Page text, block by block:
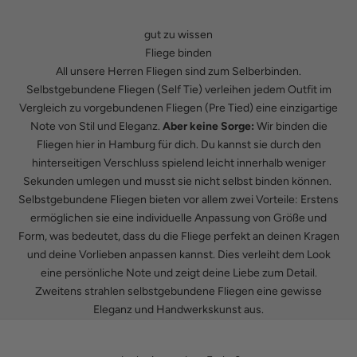
gut zu wissen
Fliege binden
All unsere Herren Fliegen sind zum Selberbinden.
Selbstgebundene Fliegen (Self Tie) verleihen jedem Outfit im
Vergleich zu vorgebundenen Fliegen (Pre Tied) eine einzigartige
Note von Stil und Eleganz. Aber keine Sorge: Wir binden die
Fliegen hier in Hamburg für dich. Du kannst sie durch den
hinterseitigen Verschluss spielend leicht innerhalb weniger
Sekunden umlegen und musst sie nicht selbst binden können.
Selbstgebundene Fliegen bieten vor allem zwei Vorteile: Erstens
ermöglichen sie eine individuelle Anpassung von Größe und
Form, was bedeutet, dass du die Fliege perfekt an deinen Kragen
und deine Vorlieben anpassen kannst. Dies verleiht dem Look
eine persönliche Note und zeigt deine Liebe zum Detail.
Zweitens strahlen selbstgebundene Fliegen eine gewisse
Eleganz und Handwerkskunst aus.